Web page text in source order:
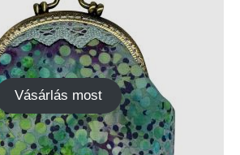
Vásárlás most